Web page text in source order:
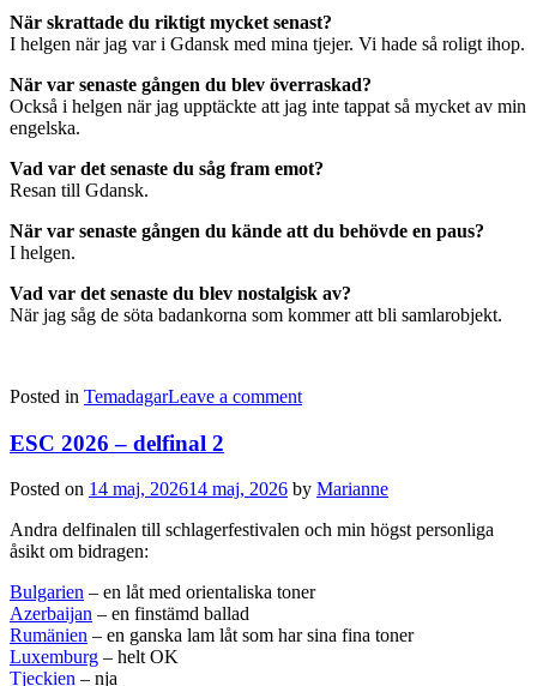
När skrattade du riktigt mycket senast?
I helgen när jag var i Gdansk med mina tjejer. Vi hade så roligt ihop.
När var senaste gången du blev överraskad?
Också i helgen när jag upptäckte att jag inte tappat så mycket av min
engelska.
Vad var det senaste du såg fram emot?
Resan till Gdansk.
När var senaste gången du kände att du behövde en paus?
I helgen.
Vad var det senaste du blev nostalgisk av?
När jag såg de söta badankorna som kommer att bli samlarobjekt.
Posted in TemadagarLeave a comment
ESC 2026 – delfinal 2
Posted on 14 maj, 202614 maj, 2026 by Marianne
Andra delfinalen till schlagerfestivalen och min högst personliga
åsikt om bidragen:
Bulgarien – en låt med orientaliska toner
Azerbaijan – en finstämd ballad
Rumänien – en ganska lam låt som har sina fina toner
Luxemburg – helt OK
Tjeckien – nja